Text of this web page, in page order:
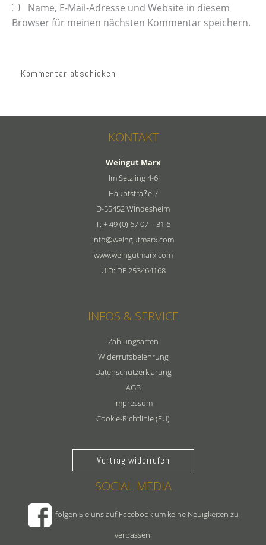
Name, E-Mail-Adresse und Website in diesem
Browser für meinen nächsten Kommentar speichern.
KONTAKT
Weingut Marx
Im Setzling 4-6
Hauptstraße 7
D-55452 Windesheim
T: + 49 (0) 67 07 – 31 6
info@weingutmarx.com
www.weingutmarx.com
UID: DE 253464168
INFOS & SERVICE
Zahlungsarten
Widerrufsbelehrung
Datenschutzerklärung
AGB
Impressum
Cookie-Richtlinie (EU)
Vertrag widerrufen
SOCIAL MEDIA
folgen Sie uns auf Facebook um keine Neuigkeiten zu
verpassen!